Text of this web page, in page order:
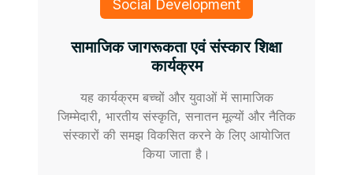
Social Development
सामाजिक जागरूकता एवं संस्कार शिक्षा
कार्यक्रम
यह कार्यक्रम बच्चों और युवाओं में सामाजिक
जिम्मेदारी, भारतीय संस्कृति, सनातन मूल्यों और नैतिक
संस्कारों की समझ विकसित करने के लिए आयोजित
किया जाता है।